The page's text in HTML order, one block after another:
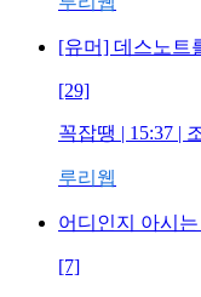
[유머] 데스노트
[29]
꼭잡땡 | 15:37 |
루리웹
어디인지 아시는
[7]